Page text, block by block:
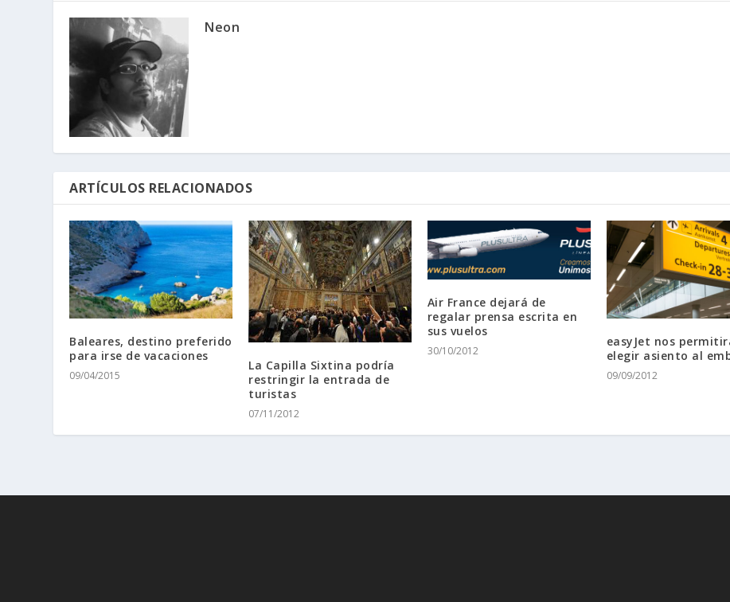
Neon
ARTÍCULOS RELACIONADOS
Baleares, destino preferido
para irse de vacaciones
09/04/2015
La Capilla Sixtina podría
restringir la entrada de
turistas
07/11/2012
Air France dejará de
regalar prensa escrita en
sus vuelos
30/10/2012
easyJet nos
elegir asiento al
09/09/2012